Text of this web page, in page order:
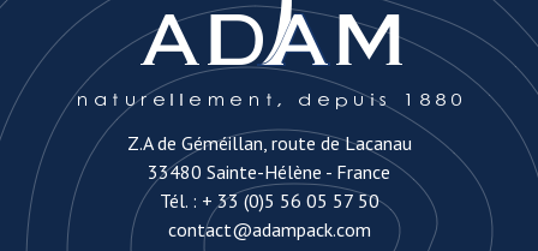
Z.A de Géméillan, route de Lacanau
33480 Sainte-Hélène - France
Tél. : + 33 (0)5 56 05 57 50
contact@adampack.com